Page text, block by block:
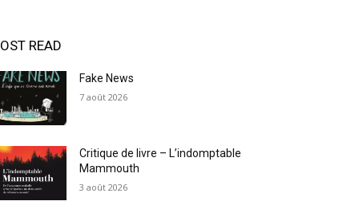
READ
Fake News
7 août 2026
Critique de livre – L’indomptable
Mammouth
3 août 2026